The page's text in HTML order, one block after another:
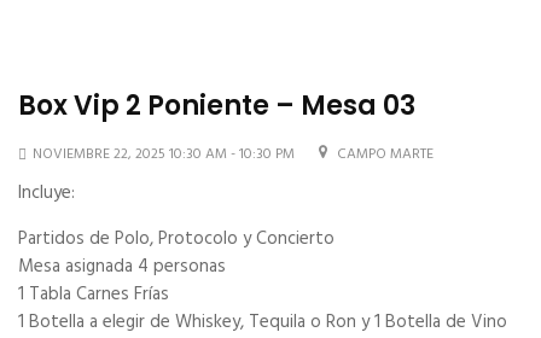
Box Vip 2 Poniente – Mesa 03
NOVIEMBRE 22, 2025 10:30 AM - 10:30 PM CAMPO MARTE
Incluye:
Partidos de Polo, Protocolo y Concierto
Mesa asignada 4 personas
1 Tabla Carnes Frías
1 Botella a elegir de Whiskey, Tequila o Ron y 1 Botella de Vino